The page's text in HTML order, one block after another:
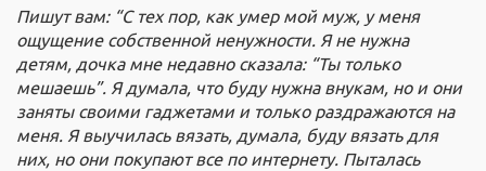
Пишут вам: “С тех пор, как умер мой муж, у меня
ощущение собственной ненужности. Я не нужна
детям, дочка мне недавно сказала: “Ты только
мешаешь”. Я думала, что буду нужна внукам, но и они
заняты своими гаджетами и только раздражаются на
меня. Я выучилась вязать, думала, буду вязать для
них, но они покупают все по интернету. Пыталась